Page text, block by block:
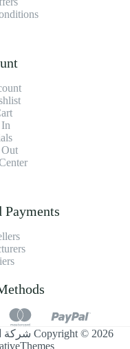
Payments